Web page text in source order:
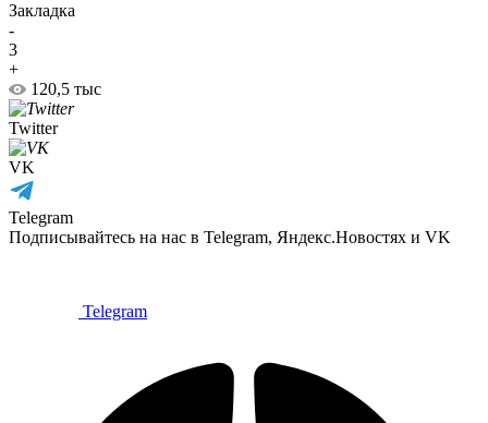
Закладка
-
3
+
120,5 тыс
Twitter
VK
Telegram
Подписывайтесь на нас в Telegram, Яндекс.Новостях и VK
Telegram